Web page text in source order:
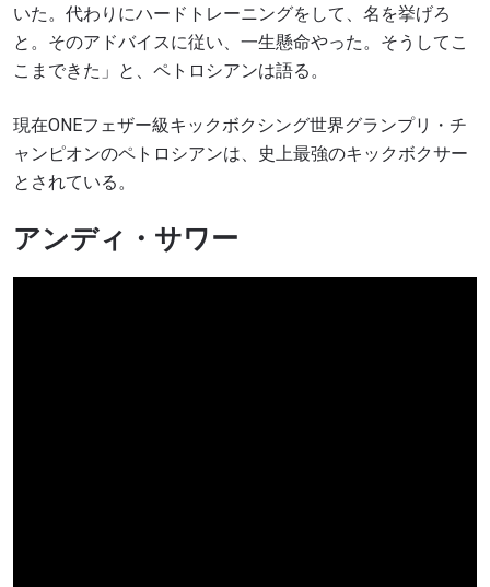
いた。代わりにハードトレーニングをして、名を挙げろ
と。そのアドバイスに従い、一生懸命やった。そうしてこ
こまできた」と、ペトロシアンは語る。
現在ONEフェザー級キックボクシング世界グランプリ・チ
ャンピオンのペトロシアンは、史上最強のキックボクサー
とされている。
アンディ・サワー